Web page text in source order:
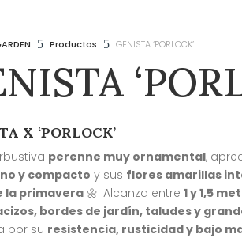
5 Productos 5 GENISTA ‘PORLOCK’
X ‘PORLOCK’
perenne muy ornamental,
y compacto y sus flores amarillas
la primavera🌼. Alcanza entre 1 y 1,5
bordes de jardín, taludes y
por su resistencia, rusticidad y bajo